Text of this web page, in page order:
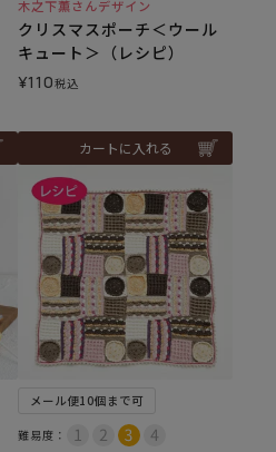
木之下薫さんデザイン
クリスマスポーチ＜ウール
キュート＞（レシピ）
¥110税込
カートに入れる
メール便10個まで可
難易度：